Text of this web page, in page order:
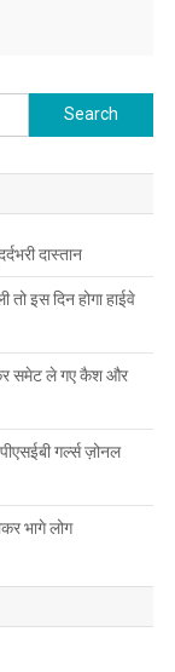
Search for:
दास्तान
तो इस दिन होगा हाईवे
समेट ले गए कैश और
गर्ल्स ज़ोनल
भागे लोग